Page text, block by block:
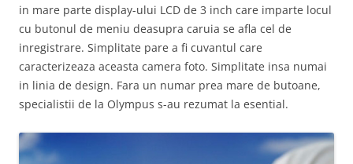
in mare parte display-ului LCD de 3 inch care imparte locul
cu butonul de meniu deasupra caruia se afla cel de
inregistrare. Simplitate pare a fi cuvantul care
caracterizeaza aceasta camera foto. Simplitate insa numai
in linia de design. Fara un numar prea mare de butoane,
specialistii de la Olympus s-au rezumat la esential.